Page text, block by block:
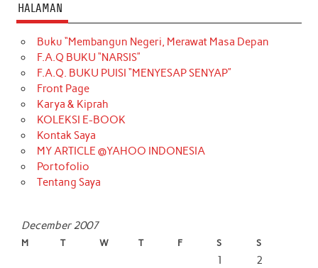
HALAMAN
Buku “Membangun Negeri, Merawat Masa Depan
F.A.Q BUKU “NARSIS”
F.A.Q. BUKU PUISI “MENYESAP SENYAP”
Front Page
Karya & Kiprah
KOLEKSI E-BOOK
Kontak Saya
MY ARTICLE @YAHOO INDONESIA
Portofolio
Tentang Saya
December 2007
M T W T F S S
1 2